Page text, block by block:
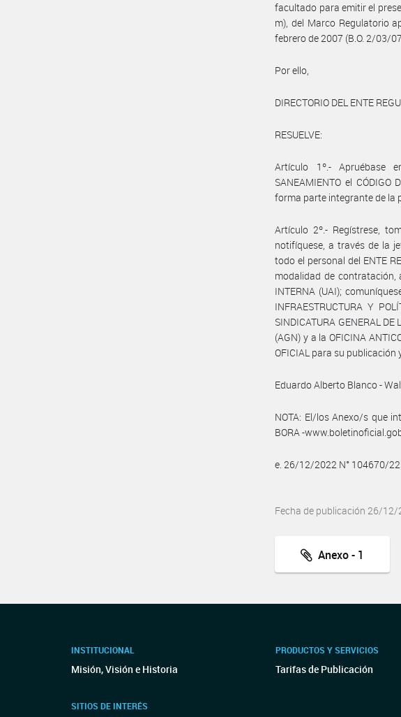
facultado para emitir el
m), del Marco Regulatorio
febrero de 2007 (B.O. 2/03/
Por ello,
DIRECTORIO DEL ENTE
RESUELVE:
Artículo 1º.- Apruébase
SANEAMIENTO el CÓDIGO
forma parte integrante de la
Artículo 2º.- Regístrese,
notifíquese, a través de la
todo el personal del ENTE
modalidad de contratación,
INTERNA (UAI);
INFRAESTRUCTURA Y
SINDICATURA GENERAL DE
(AGN) y a la OFICINA
OFICIAL para su publicación
Eduardo Alberto Blanco -
NOTA: El/los Anexo/s que
BORA -
e. 26/12/2022 N° 104670/
Fecha de publicación 26/12/
Anexo - 1
INSTITUCIONAL
Misión, Visión e Historia
SITIOS DE INTERÉS
PRODUCTOS Y SERVICIOS
Tarifas de Publicación